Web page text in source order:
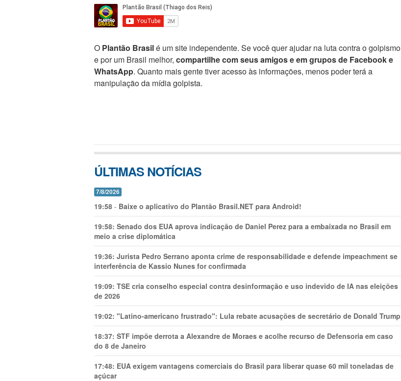
O Plantão Brasilé um site independente. Se você quer ajudar na luta contra o golpismo
e por um Brasil melhor, compartilhe com seus amigos e em grupos de Facebook e
WhatsApp. Quanto mais gente tiver acesso às informações, menos poder terá a
manipulação da mídia golpista.
ÚLTIMAS NOTÍCIAS
7/8/2026
19:58 - Baixe o aplicativo do Plantão Brasil.NET para Android!
19:58: Senado dos EUA aprova indicação de Daniel Perez para a embaixada no Brasil em
meio a crise diplomática
19:36: Jurista Pedro Serrano aponta crime de responsabilidade e defende impeachment se
interferência de Kassio Nunes for confirmada
19:09: TSE cria conselho especial contra desinformação e uso indevido de IA nas eleições
de 2026
19:02: "Latino-americano frustrado": Lula rebate acusações de secretário de Donald Trump
18:37: STF impõe derrota a Alexandre de Moraes e acolhe recurso de Defensoria em caso
do 8 de Janeiro
17:48: EUA exigem vantagens comerciais do Brasil para liberar quase 60 mil toneladas de
açúcar